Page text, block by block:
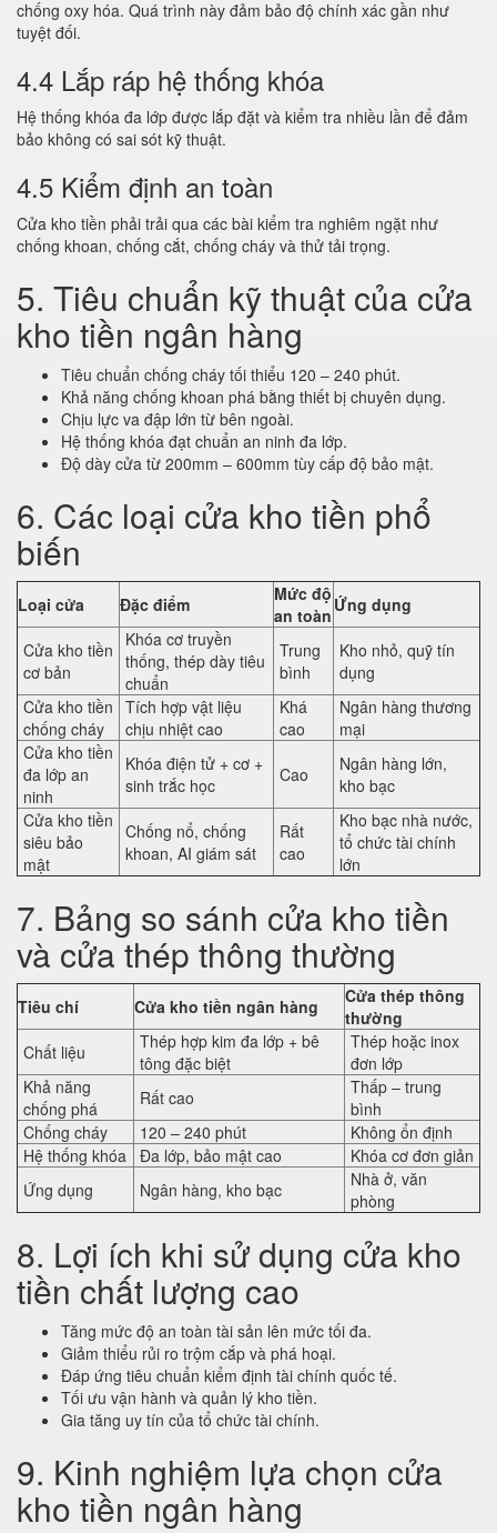
chống oxy hóa. Quá trình này đảm bảo độ chính xác gần như
tuyệt đối.
4.4 Lắp ráp hệ thống khóa
Hệ thống khóa đa lớp được lắp đặt và kiểm tra nhiều lần để đảm
bảo không có sai sót kỹ thuật.
4.5 Kiểm định an toàn
Cửa kho tiền phải trải qua các bài kiểm tra nghiêm ngặt như
chống khoan, chống cắt, chống cháy và thử tải trọng.
5. Tiêu chuẩn kỹ thuật của cửa
kho tiền ngân hàng
Tiêu chuẩn chống cháy tối thiểu 120 – 240 phút.
Khả năng chống khoan phá bằng thiết bị chuyên dụng.
Chịu lực va đập lớn từ bên ngoài.
Hệ thống khóa đạt chuẩn an ninh đa lớp.
Độ dày cửa từ 200mm – 600mm tùy cấp độ bảo mật.
6. Các loại cửa kho tiền phổ
biến
Loại cửa Đặc điểm
Mức độ
an toàn Ứng dụng
Cửa kho tiền
cơ bản
Khóa cơ truyền
thống, thép dày tiêu
chuẩn
Trung
bình
Kho nhỏ, quỹ tín
dụng
Cửa kho tiền
chống cháy
Tích hợp vật liệu
chịu nhiệt cao
Khá
cao
Ngân hàng thương
mại
Cửa kho tiền
đa lớp an
ninh
Khóa điện tử + cơ +
sinh trắc học
Cao
Ngân hàng lớn,
kho bạc
Cửa kho tiền
siêu bảo
mật
Chống nổ, chống
khoan, AI giám sát
Rất
cao
Kho bạc nhà nước,
tổ chức tài chính
lớn
7. Bảng so sánh cửa kho tiền
và cửa thép thông thường
Tiêu chí Cửa kho tiền ngân hàng
Cửa thép thông
thường
Chất liệu
Thép hợp kim đa lớp + bê
tông đặc biệt
Thép hoặc inox
đơn lớp
Khả năng
chống phá
Rất cao
Thấp – trung
bình
Chống cháy
120 – 240 phút
Không ổn định
Hệ thống khóa Đa lớp, bảo mật cao
Khóa cơ đơn giản
Ứng dụng
Ngân hàng, kho bạc
Nhà ở, văn
phòng
8. Lợi ích khi sử dụng cửa kho
tiền chất lượng cao
Tăng mức độ an toàn tài sản lên mức tối đa.
Giảm thiểu rủi ro trộm cắp và phá hoại.
Đáp ứng tiêu chuẩn kiểm định tài chính quốc tế.
Tối ưu vận hành và quản lý kho tiền.
Gia tăng uy tín của tổ chức tài chính.
9. Kinh nghiệm lựa chọn cửa
kho tiền ngân hàng